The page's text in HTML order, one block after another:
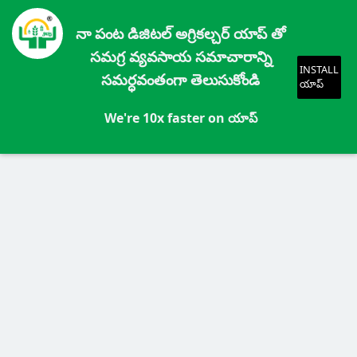
నా పంట డిజిటల్ అగ్రికల్చర్ యాప్ తో
సమగ్ర వ్యవసాయ సమాచారాన్ని
సమర్ధవంతంగా తెలుసుకోండి
We're 10x faster on యాప్
INSTALL
యాప్